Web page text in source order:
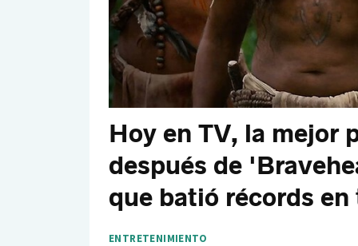
Hoy en TV, la mejor
después de
que batió récords
ENTRETENIMIENTO